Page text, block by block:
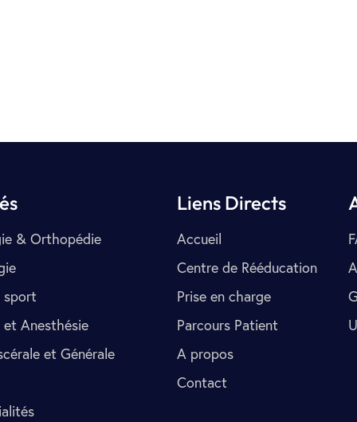
& Orthopédie
sport
et Anesthésie
et Générale
Liens Directs
Accueil
Centre de Rééducation
Prise en charge
Parcours Patient
A propos
Contact